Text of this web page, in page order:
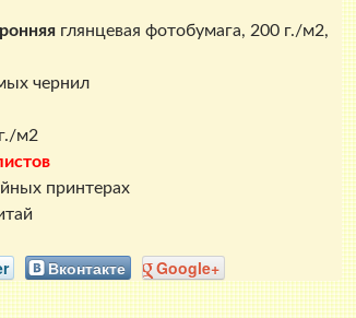
глянцевая фотобумага, 200 г./м2,
чернил
м2
принтерах
Вконтакте Google+